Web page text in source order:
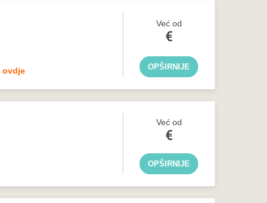
Već od
€
ovdje OPŠIRNIJE
Već od
€
OPŠIRNIJE